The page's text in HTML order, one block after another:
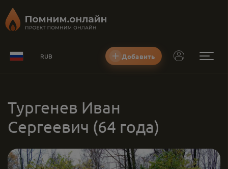
RUB Добавить
Тургенев Иван
Сергеевич (64 года)